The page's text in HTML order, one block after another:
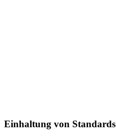
Einhaltung von Standards